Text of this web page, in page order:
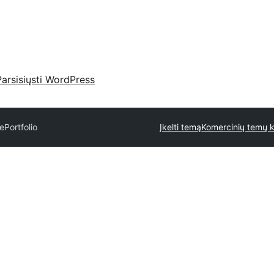
WordPress
Įkelti temąKomercinių temų